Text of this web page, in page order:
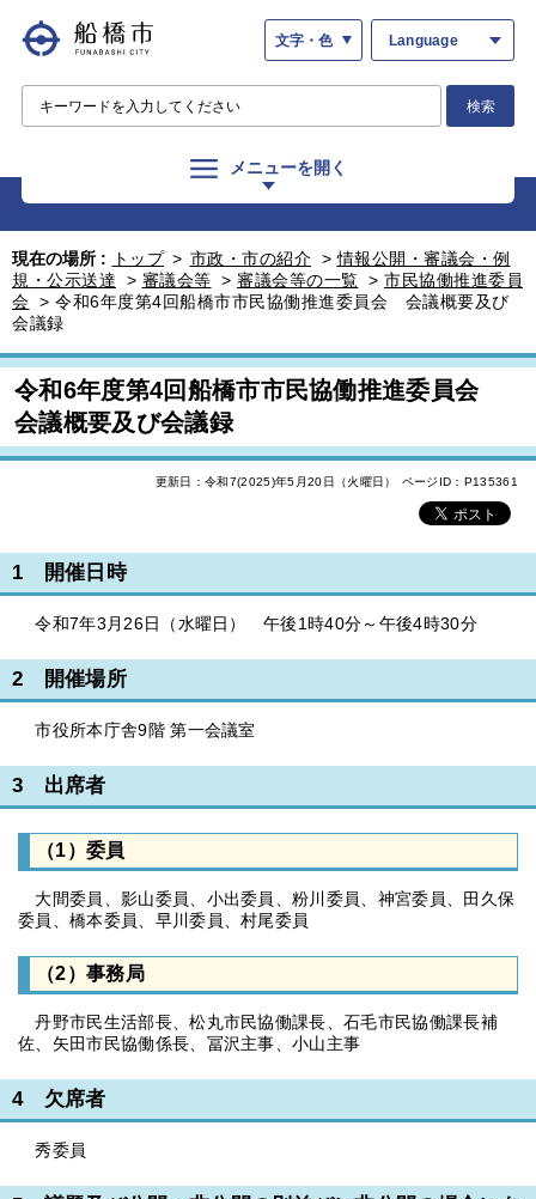
文字・色 Language
検索
メニューを開く
現在の場所 : トップ > 市政・市の紹介 >情報公開・審議会・例
規・公示送達
> 審議会等 > 審議会等の一覧 > 市民協働推進委員
会 > 令和6年度第4回船橋市市民協働推進委員会 会議概要及び
会議録
令和6年度第4回船橋市市民協働推進委員会
会議概要及び会議録
更新日：令和7(2025)年5月20日（火曜日） ページID：P135361
1 開催日時
令和7年3月26日（水曜日） 午後1時40分～午後4時30分
2 開催場所
市役所本庁舎9階 第一会議室
3 出席者
（1）委員
大間委員、影山委員、小出委員、粉川委員、神宮委員、田久保
委員、橋本委員、早川委員、村尾委員
（2）事務局
丹野市民生活部長、松丸市民協働課長、石毛市民協働課長補
佐、矢田市民協働係長、冨沢主事、小山主事
4 欠席者
秀委員